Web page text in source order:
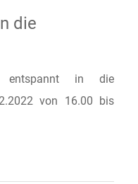
die
in die
von 16.00 bis